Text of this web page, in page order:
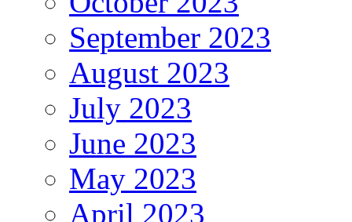
September 2023
August 2023
July 2023
June 2023
May 2023
April 2023